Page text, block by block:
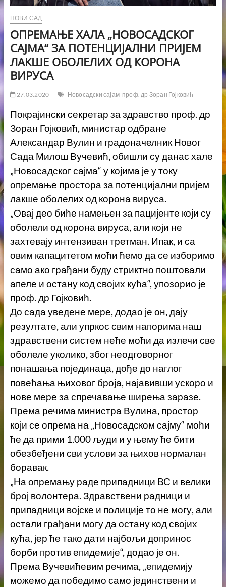
НОВИ САД
ОПРЕМАЊE ХАЛА „НОВОСАДСКОГ
САЈМА“ ЗА ПОТЕНЦИЈАЛНИ ПРИЈЕМ
ЛАКШЕ ОБОЛЕЛИХ ОД КОРОНА
ВИРУСА
27.03.2020 Новосадски сајам проф. др Зоран Гојковић
Покрајински секретар за здравство проф. др
Зоран Гојковић, министар одбране
Александар Вулин и градоначелник Новог
Сада Милош Вучевић, обишли су данас хале
„Новосадског сајма“ у којима је у току
опремање простора за потенцијални пријем
лакше оболелих од корона вируса.
„Овај део биће намењен за пацијенте који су
оболели од корона вируса, али који не
захтевају интензиван третман. Ипак, и са
овим капацитетом моћи ћемо да се изборимо
само ако грађани буду стриктно поштовали
апеле и остану код својих кућа“, упозорио је
проф. др Гојковић.
До сада уведене мере, додао је он, дају
резултате, али упркос свим напорима наш
здравствени систем неће моћи да излечи све
оболеле уколико, због неодговорног
понашања појединаца, дође до наглог
повећања њиховог броја, најавивши ускоро и
нове мере за спречавање ширења заразе.
Према речима министра Вулина, простор
који се опрема на „Новосадском сајму“ моћи
ће да прими 1.000 људи и у њему ће бити
обезбеђени сви услови за њихов нормалан
боравак.
„На опремању раде припадници ВС и велики
број волонтера. Здравствени радници и
припадници војске и полиције то не могу, али
остали грађани могу да остану код својих
кућа, јер ће тако дати најбољи допринос
борби против епидемије“, додао је он.
Према Вучевићевим речима, „епидемију
можемо да победимо само јединствени и